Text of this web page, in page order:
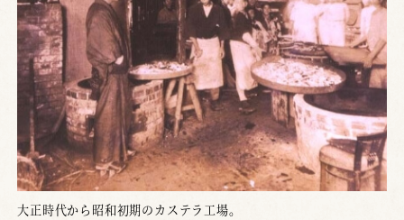
大正時代から昭和初期のカステラ工場。